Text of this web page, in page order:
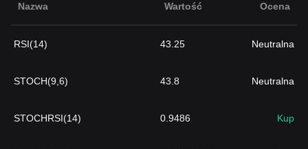
Nazwa Wartość Ocena
RSI(14) 43.25 Neutralna
STOCH(9,6) 43.8 Neutralna
STOCHRSI(14) 0.9486 Kup